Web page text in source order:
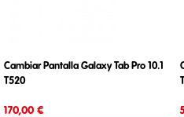
Cambiar Pantalla Galaxy Tab Pro 10.1
T520
170,00 €